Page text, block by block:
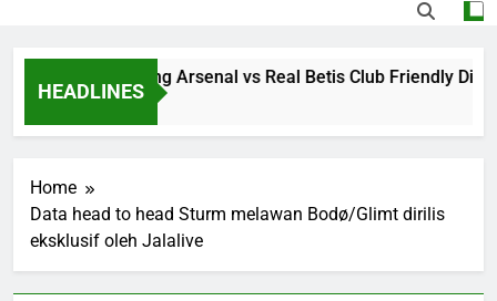
HEADLINES
Saksikan Streaming Arsenal vs Real Betis Club Friendly
15 Hours Ago
Home
Data head to head Sturm melawan Bodø/Glimt dirilis
eksklusif oleh Jalalive